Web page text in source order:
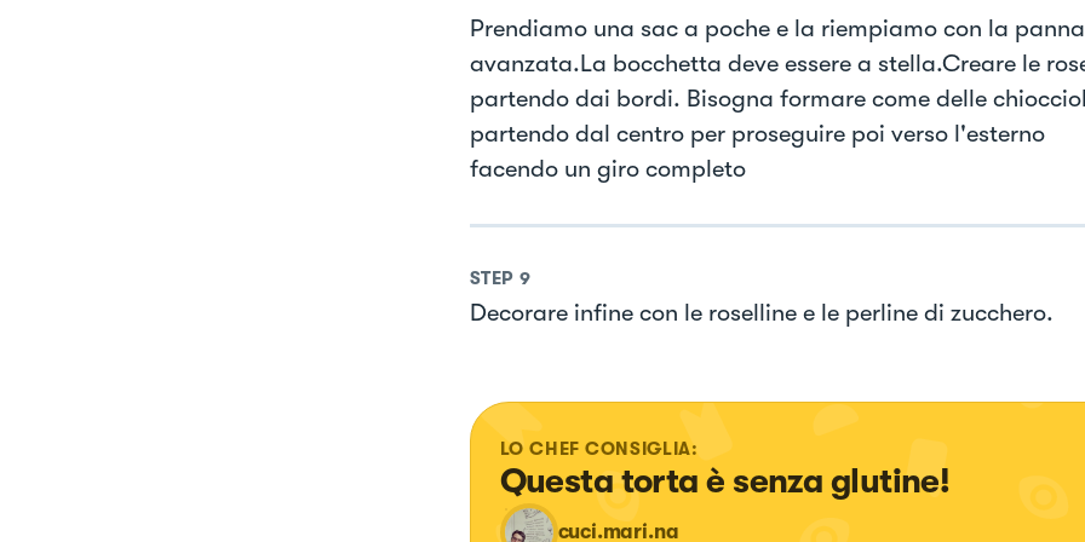
Prendiamo una sac a poche e la riempiamo con la panna
avanzata.La bocchetta deve essere a stella.Creare le
partendo dai bordi. Bisogna formare come delle
partendo dal centro per proseguire poi verso l'esterno
facendo un giro completo
STEP 9
Decorare infine con le roselline e le perline di zucchero.
LO CHEF CONSIGLIA:
Questa torta è senza glutine!
cuci.mari.na